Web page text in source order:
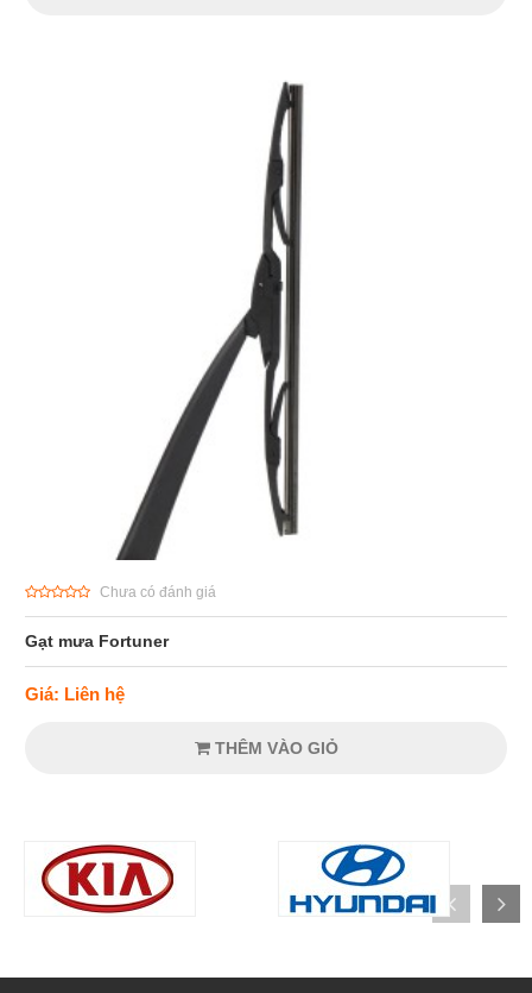
Chưa có đánh giá
Gạt mưa Fortuner
Giá: Liên hệ
THÊM VÀO GIỎ